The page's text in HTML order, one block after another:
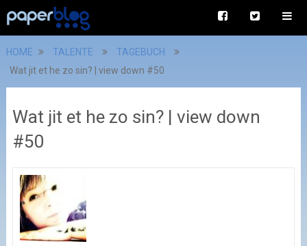
HOME TALENTE
TAGEBUCH
Wat jit et he zo sin? | view down #50
Wat jit et he zo sin? | view down
#50